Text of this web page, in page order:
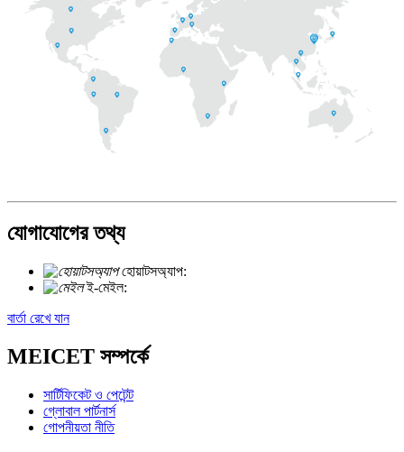
যোগাযোগের তথ্য
হোয়াটসঅ্যাপ:
ই-মেইল:
বার্তা রেখে যান
MEICET সম্পর্কে
সার্টিফিকেট ও পেটেন্ট
গ্লোবাল পার্টনার্স
গোপনীয়তা নীতি